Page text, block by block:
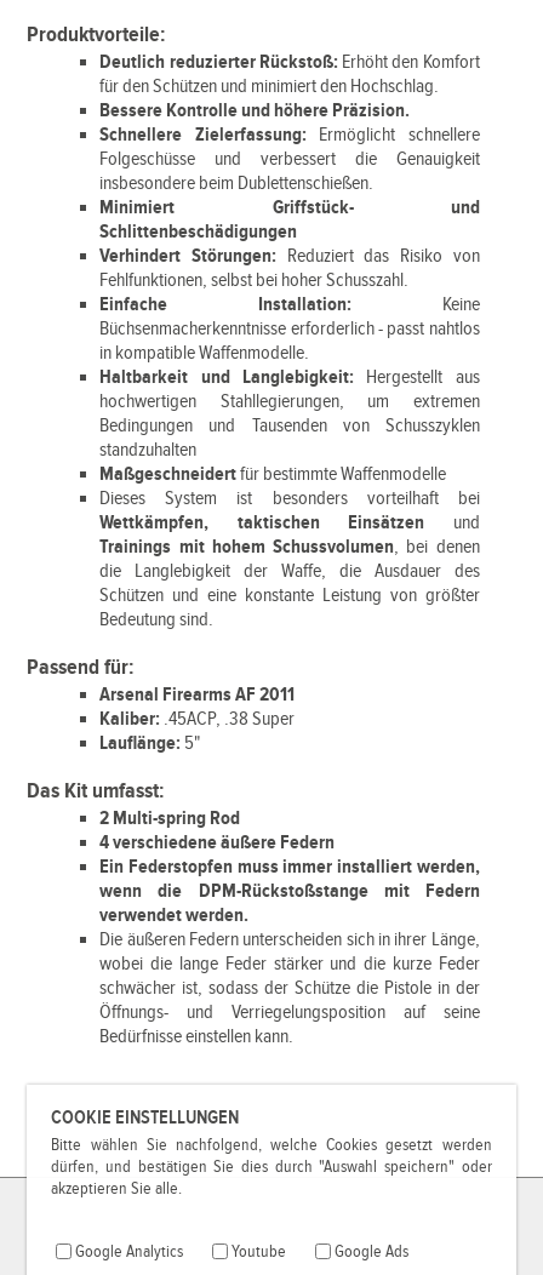
COOKIE EINSTELLUNGEN
Bitte wählen Sie nachfolgend, welche Cookies gesetzt werden
dürfen, und bestätigen Sie dies durch "Auswahl speichern" oder
akzeptieren Sie alle.
Google Analytics Youtube Google Ads
Produktvorteile:
Deutlich reduzierter Rückstoß: Erhöht den Komfort
für den Schützen und minimiert den Hochschlag.
Bessere Kontrolle und höhere Präzision.
Schnellere Zielerfassung: Ermöglicht schnellere
Folgeschüsse und verbessert die Genauigkeit
insbesondere beim Dublettenschießen.
Minimiert Griffstück- und
Schlittenbeschädigungen
Verhindert Störungen: Reduziert das Risiko von
Fehlfunktionen, selbst bei hoher Schusszahl.
Einfache Installation: Keine
Büchsenmacherkenntnisse erforderlich - passt nahtlos
in kompatible Waffenmodelle.
Haltbarkeit und Langlebigkeit: Hergestellt aus
hochwertigen Stahllegierungen, um extremen
Bedingungen und Tausenden von Schusszyklen
standzuhalten
Maßgeschneidertfür bestimmte Waffenmodelle
Dieses System ist besonders vorteilhaft bei
Wettkämpfen, taktischen Einsätzen und
Trainings mit hohem Schussvolumen, bei denen
die Langlebigkeit der Waffe, die Ausdauer des
Schützen und eine konstante Leistung von größter
Bedeutung sind.
Passend für:
Arsenal Firearms AF 2011
Kaliber: .45ACP, .38 Super
Lauflänge: 5"
Das Kit umfasst:
2 Multi-spring Rod
4 verschiedene äußere Federn
Ein Federstopfen muss immer installiert werden,
wenn die DPM-Rückstoßstange mit Federn
verwendet werden.
Die äußeren Federn unterscheiden sich in ihrer Länge,
wobei die lange Feder stärker und die kurze Feder
schwächer ist, sodass der Schütze die Pistole in der
Öffnungs- und Verriegelungsposition auf seine
Bedürfnisse einstellen kann.